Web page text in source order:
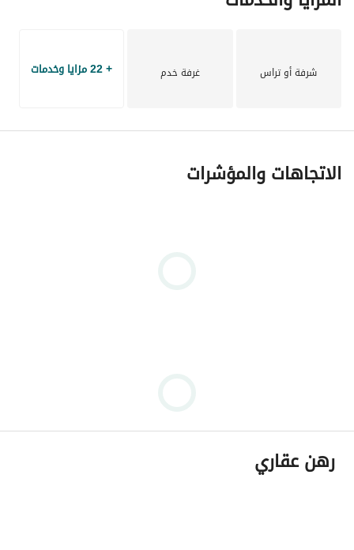
شرفة أو تراس غرفة خدم + 22 مزايا وخدمات
الاتجاهات والمؤشرات
رهن عقاري